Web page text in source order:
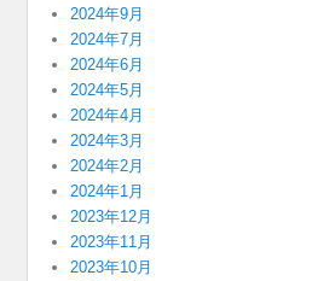
2024年9月
2024年7月
2024年6月
2024年5月
2024年4月
2024年3月
2024年2月
2024年1月
2023年12月
2023年11月
2023年10月